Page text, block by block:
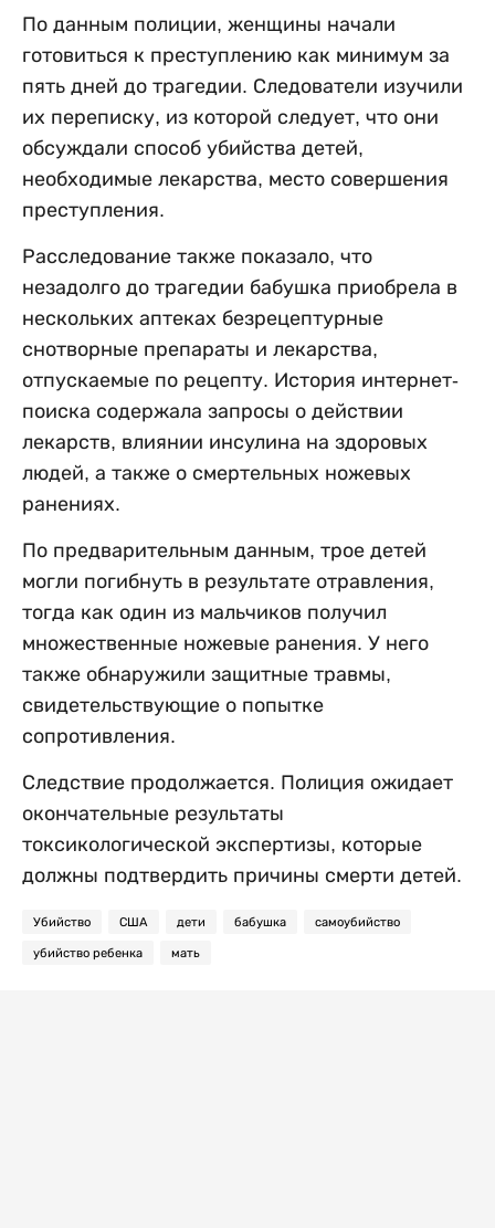
По данным полиции, женщины начали
готовиться к преступлению как минимум за
пять дней до трагедии. Следователи изучили
их переписку, из которой следует, что они
обсуждали способ убийства детей,
необходимые лекарства, место совершения
преступления.
Расследование также показало, что
незадолго до трагедии бабушка приобрела в
нескольких аптеках безрецептурные
снотворные препараты и лекарства,
отпускаемые по рецепту. История интернет-
поиска содержала запросы о действии
лекарств, влиянии инсулина на здоровых
людей, а также о смертельных ножевых
ранениях.
По предварительным данным, трое детей
могли погибнуть в результате отравления,
тогда как один из мальчиков получил
множественные ножевые ранения. У него
также обнаружили защитные травмы,
свидетельствующие о попытке
сопротивления.
Следствие продолжается. Полиция ожидает
окончательные результаты
токсикологической экспертизы, которые
должны подтвердить причины смерти детей.
Убийство США дети бабушка самоубийство
убийство ребенка мать